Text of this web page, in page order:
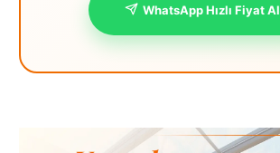
WhatsApp Hızlı Fiyat Al